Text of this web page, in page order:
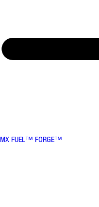
MX FUEL™ FORGE™